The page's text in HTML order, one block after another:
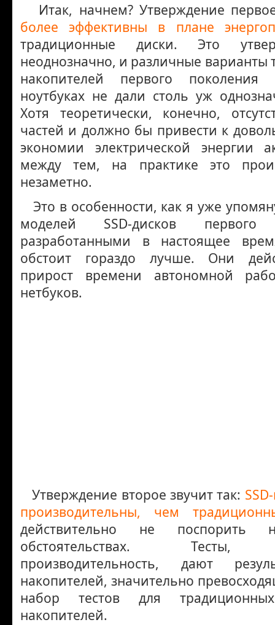
Итак, начнем? Утверждение
более эффективны в плане
традиционные диски. Это
неоднозначно, и различные варианты
накопителей первого поколения
ноутбуках не дали столь уж
Хотя теоретически, конечно,
частей и должно бы привести к
экономии электрической энергии
между тем, на практике это
незаметно.
Это в особенности, как я уже
моделей SSD-дисков
разработанными в настоящее
обстоит гораздо лучше. Они
прирост времени автономной
нетбуков.
Утверждение второе звучит так:
производительны, чем
действительно не
обстоятельствах. Тесты,
производительность, дают
накопителей, значительно
набор тестов для
накопителей.